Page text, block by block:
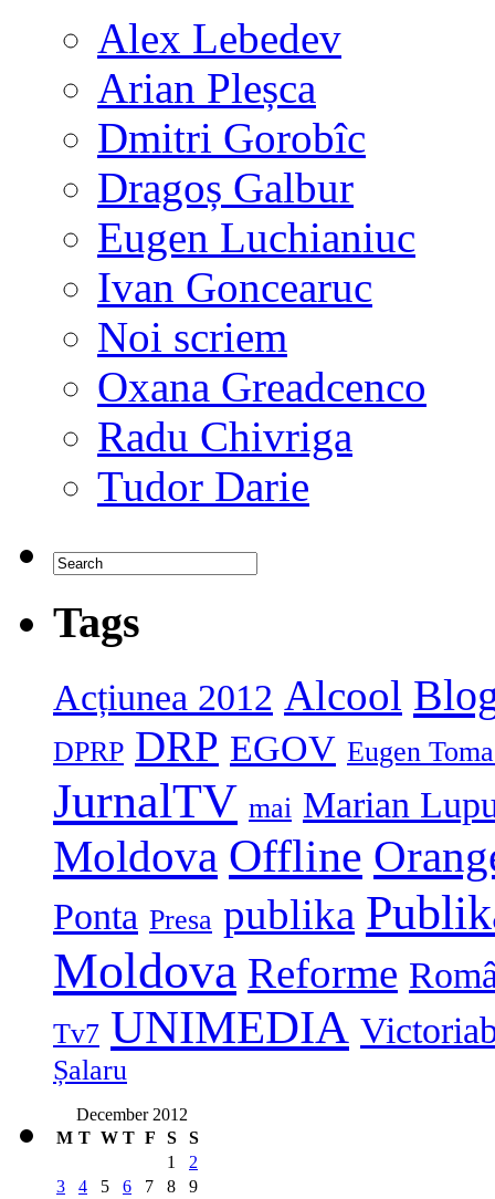
Alex Lebedev
Arian Pleșca
Dmitri Gorobîc
Dragoș Galbur
Eugen Luchianiuc
Ivan Goncearuc
Noi scriem
Oxana Greadcenco
Radu Chivriga
Tudor Darie
Tags
Acțiunea 2012 Alcool
DPRP DRP EGOV Eugen
JurnalTV mai Marian
Moldova Offline
Ponta Presa publika
Moldova Reforme
Tv7 UNIMEDIA
Șalaru
December 2012
M T W T F S S
1
2
3
4 5 6 7 8
9